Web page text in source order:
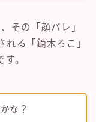
その「顔バレ」
る「鏑木ろこ」
。
な？